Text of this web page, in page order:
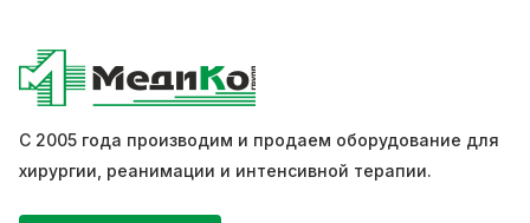
С 2005 года производим и продаем оборудование для
хирургии, реанимации и интенсивной терапии.